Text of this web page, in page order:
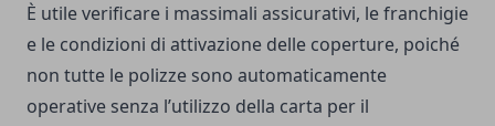
È utile verificare i massimali assicurativi, le franchigie
e le condizioni di attivazione delle coperture, poiché
non tutte le polizze sono automaticamente
operative senza l’utilizzo della carta per il